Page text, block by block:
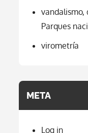
vandalismo,
Parques
virometría
META
Log in